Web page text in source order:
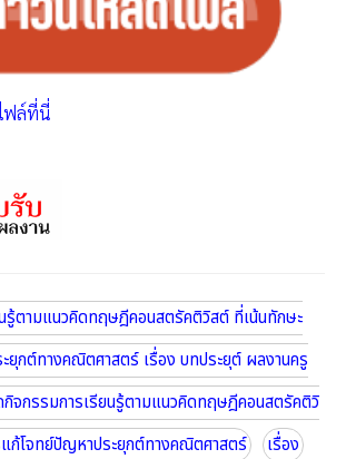
ฟล์ที่นี่
รู้ตามแนวคิดทฤษฎีคอนสตรัคติวิสต์ ที่เน้นทักษะ
ยุกต์ทางคณิตศาสตร์ เรื่อง บทประยุต์ ผลงานครู
จกรรมการเรียนรู้ตามแนวคิดทฤษฎีคอนสตรัคติวิ
แก้โจทย์ปัญหาประยุกต์ทางคณิตศาสตร์
เรื่อง